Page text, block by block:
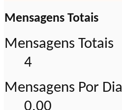
Mensagens Totais
Mensagens Totais
4
Mensagens Por Dia
0,00